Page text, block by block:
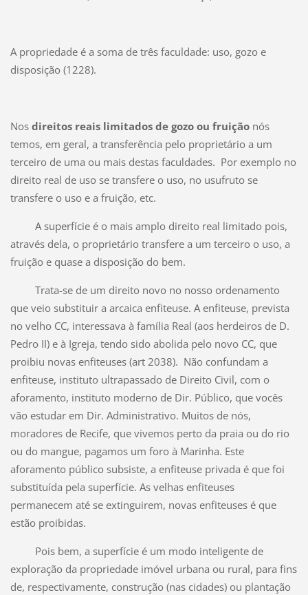
A propriedade é a soma de três faculdade: uso, gozo e
disposição (1228).
Nos direitos reais limitados de gozo ou fruiçãonós
temos, em geral, a transferência pelo proprietário a um
terceiro de uma ou mais destas faculdades. Por exemplo no
direito real de uso se transfere o uso, no usufruto se
transfere o uso e a fruição, etc.
A superfície é o mais amplo direito real limitado pois,
através dela, o proprietário transfere a um terceiro o uso, a
fruição e quase a disposição do bem.
Trata-se de um direito novo no nosso ordenamento
que veio substituir a arcaica enfiteuse. A enfiteuse, prevista
no velho CC, interessava à família Real (aos herdeiros de D.
Pedro II) e à Igreja, tendo sido abolida pelo novo CC, que
proibiu novas enfiteuses (art 2038). Não confundam a
enfiteuse, instituto ultrapassado de Direito Civil, com o
aforamento, instituto moderno de Dir. Público, que vocês
vão estudar em Dir. Administrativo. Muitos de nós,
moradores de Recife, que vivemos perto da praia ou do rio
ou do mangue, pagamos um foro à Marinha. Este
aforamento público subsiste, a enfiteuse privada é que foi
substituída pela superfície. As velhas enfiteuses
permanecem até se extinguirem, novas enfiteuses é que
estão proibidas.
Pois bem, a superfície é um modo inteligente de
exploração da propriedade imóvel urbana ou rural, para fins
de, respectivamente, construção (nas cidades) ou plantação